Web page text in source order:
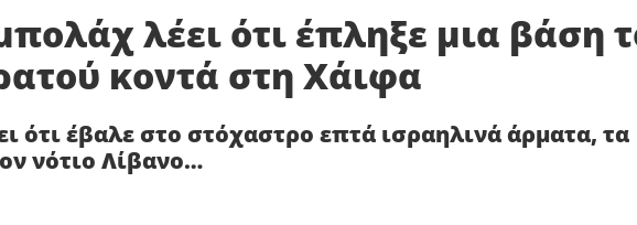
λέει ότι έπληξε μια βάση
κοντά στη Χάιφα
ότι έβαλε στο στόχαστρο επτά ισραηλινά άρματα, τα
νότιο Λίβανο…